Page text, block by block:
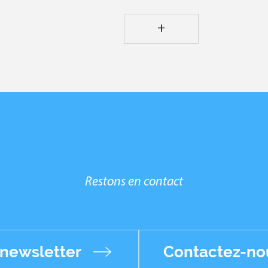
+
Restons en contact
Contactez-